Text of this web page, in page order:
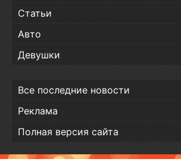
Статьи
Авто
Девушки
Все последние новости
Реклама
Полная версия сайта